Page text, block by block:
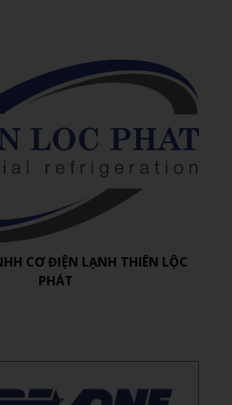
CƠ ĐIỆN LẠNH THIÊN LỘC
PHÁT